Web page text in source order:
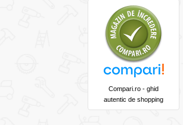
Compari.ro - ghid
autentic de shopping